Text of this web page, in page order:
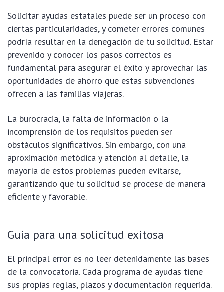
Solicitar ayudas estatales puede ser un proceso con
ciertas particularidades, y cometer errores comunes
podría resultar en la denegación de tu solicitud. Estar
prevenido y conocer los pasos correctos es
fundamental para asegurar el éxito y aprovechar las
oportunidades de ahorro que estas subvenciones
ofrecen a las familias viajeras.
La burocracia, la falta de información o la
incomprensión de los requisitos pueden ser
obstáculos significativos. Sin embargo, con una
aproximación metódica y atención al detalle, la
mayoría de estos problemas pueden evitarse,
garantizando que tu solicitud se procese de manera
eficiente y favorable.
Guía para una solicitud exitosa
El principal error es no leer detenidamente las bases
de la convocatoria. Cada programa de ayudas tiene
sus propias reglas, plazos y documentación requerida.